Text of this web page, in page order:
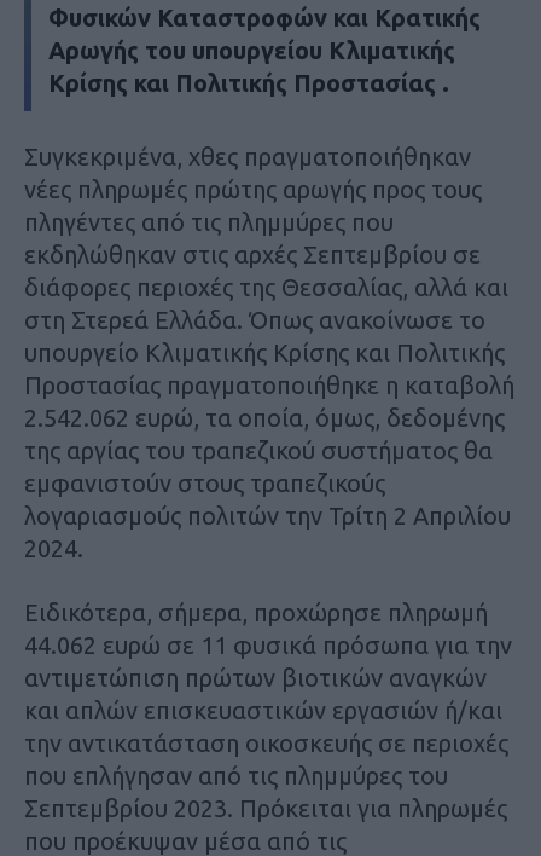
Φυσικών Καταστροφών και Κρατικής
Αρωγής του υπουργείου Κλιματικής
Κρίσης και Πολιτικής Προστασίας .
Συγκεκριμένα, χθες πραγματοποιήθηκαν
νέες πληρωμές πρώτης αρωγής προς τους
πληγέντες από τις πλημμύρες που
εκδηλώθηκαν στις αρχές Σεπτεμβρίου σε
διάφορες περιοχές της Θεσσαλίας, αλλά και
στη Στερεά Ελλάδα. Όπως ανακοίνωσε το
υπουργείο Κλιματικής Κρίσης και Πολιτικής
Προστασίας πραγματοποιήθηκε η καταβολή
2.542.062 ευρώ, τα οποία, όμως, δεδομένης
της αργίας του τραπεζικού συστήματος θα
εμφανιστούν στους τραπεζικούς
λογαριασμούς πολιτών την Τρίτη 2 Απριλίου
2024.
Ειδικότερα, σήμερα, προχώρησε πληρωμή
44.062 ευρώ σε 11 φυσικά πρόσωπα για την
αντιμετώπιση πρώτων βιοτικών αναγκών
και απλών επισκευαστικών εργασιών ή/και
την αντικατάσταση οικοσκευής σε περιοχές
που επλήγησαν από τις πλημμύρες του
Σεπτεμβρίου 2023. Πρόκειται για πληρωμές
που προέκυψαν μέσα από τις